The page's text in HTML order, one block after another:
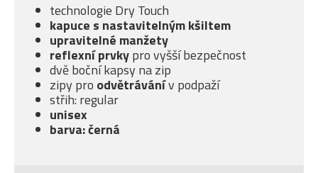
technologie Dry Touch
kapuce s nastavitelným kšiltem
upravitelné manžety
reflexní prvkypro vyšší bezpečnost
dvě boční kapsy na zip
zipy pro odvětrávánív podpaží
střih: regular
unisex
barva: černá